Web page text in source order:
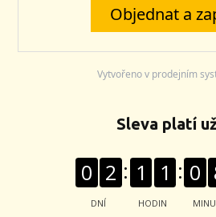
Objednat a
Vytvořeno v prodejním
Sleva platí
0 2
DNÍ
1 1
HODIN
0